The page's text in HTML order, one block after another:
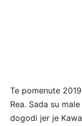
Te pomenute
Rea. Sada su
dogodi jer je